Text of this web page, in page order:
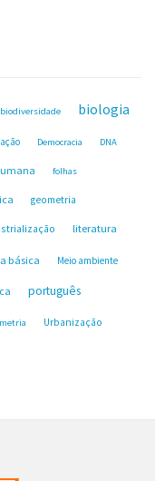
biodiversidade biologia
Democracia DNA
folhas
geometria
literatura
básica Meio ambiente
português
Urbanização